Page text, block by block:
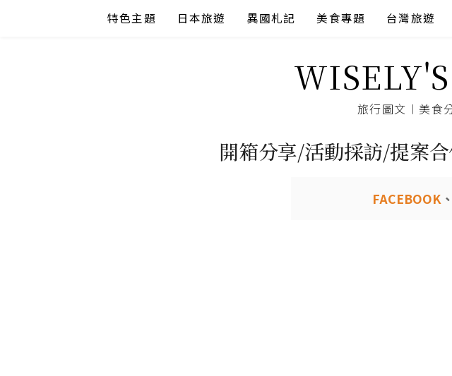
特色主題 日本旅遊 異國札記 美食專題 台灣旅遊
旅行圖文︱美食
開箱分享/活動採訪/提案合
FACEBOOK、